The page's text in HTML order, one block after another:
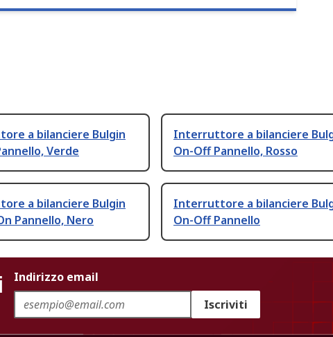
a bilanciere Bulgin
Verde
Interruttore a bilanciere
On-Off Pannello, Rosso
a bilanciere Bulgin
Pannello, Nero
Interruttore a bilanciere
On-Off Pannello
Indirizzo email
Iscriviti